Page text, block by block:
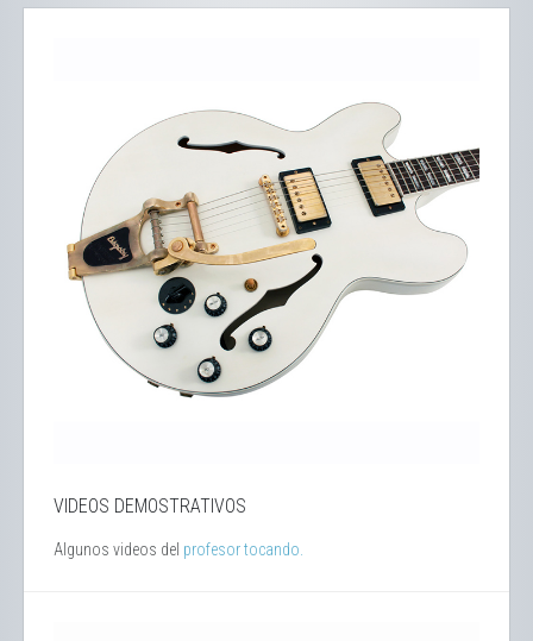
VIDEOS DEMOSTRATIVOS
Algunos videos del profesor tocando.